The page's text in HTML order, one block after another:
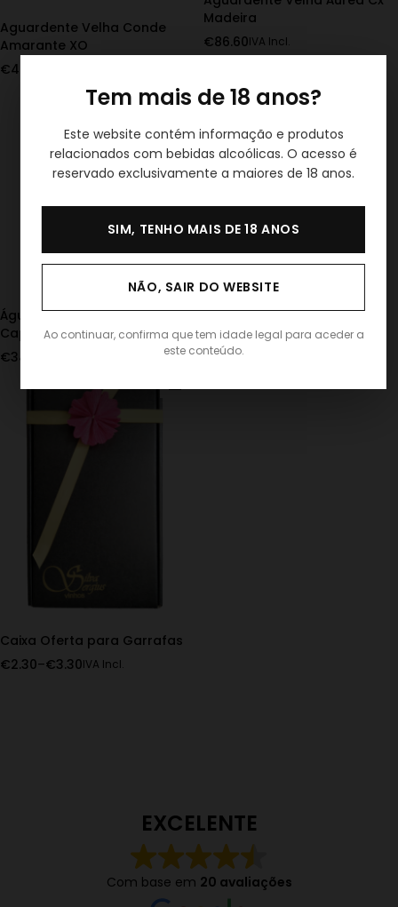
Aguardente Velha Conde
Amarante XO
€49.75
Madeira
€86.60IVA Incl.
Águardente Velha
Capuchinha
€34.40
Brandy Velha Condessa
€13.90IVA Incl.
Caixa Oferta para Garrafas
€2.30–€3.30IVA Incl.
EXCELENTE
Com base em 20 avaliações
Tem mais de 18 anos?
Este website contém informação e produtos
relacionados com bebidas alcoólicas. O acesso é
reservado exclusivamente a maiores de 18 anos.
SIM, TENHO MAIS DE 18 ANOS
NÃO, SAIR DO WEBSITE
Ao continuar, confirma que tem idade legal para aceder a
este conteúdo.